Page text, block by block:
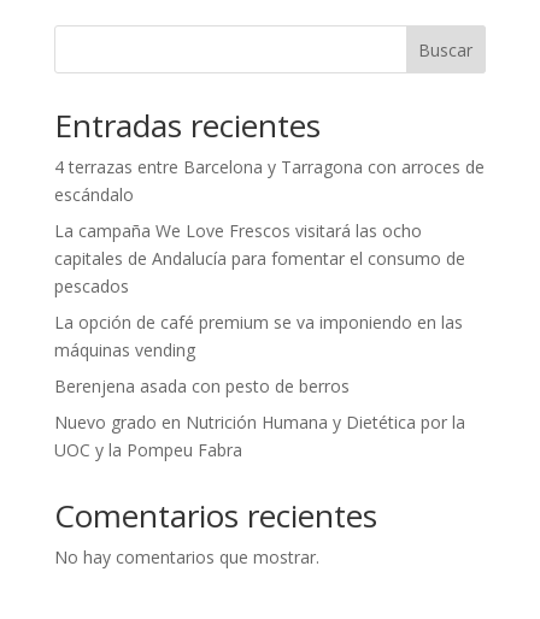
Buscar
Entradas recientes
4 terrazas entre Barcelona y Tarragona con arroces de
escándalo
La campaña We Love Frescos visitará las ocho
capitales de Andalucía para fomentar el consumo de
pescados
La opción de café premium se va imponiendo en las
máquinas vending
Berenjena asada con pesto de berros
Nuevo grado en Nutrición Humana y Dietética por la
UOC y la Pompeu Fabra
Comentarios recientes
No hay comentarios que mostrar.